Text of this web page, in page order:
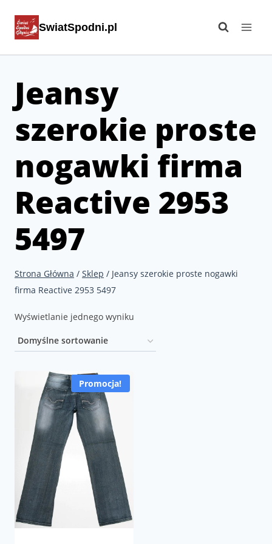
SwiatSpodni.pl
Jeansy
szerokie proste
nogawki firma
Reactive 2953
5497
Strona Główna / Sklep / Jeansy szerokie proste nogawki
firma Reactive 2953 5497
Wyświetlanie jednego wyniku
Promocja!